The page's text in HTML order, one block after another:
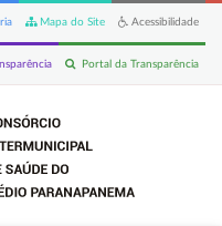
Acessibilidade
Mapa do Site
Portal da Transparência